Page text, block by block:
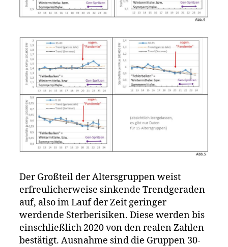
Der Großteil der Altersgruppen weist
erfreulicherweise sinkende Trendgeraden
auf, also im Lauf der Zeit geringer
werdende Sterberisiken. Diese werden bis
einschließlich 2020 von den realen Zahlen
bestätigt. Ausnahme sind die Gruppen 30-